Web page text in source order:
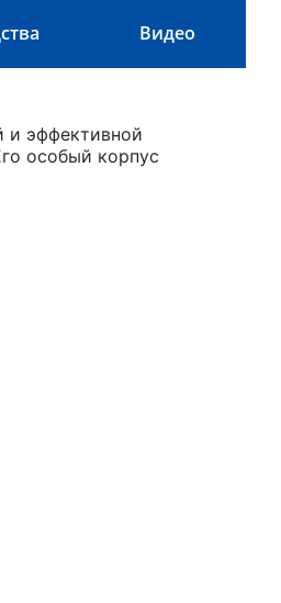
Видео
и эффективной
особый корпус